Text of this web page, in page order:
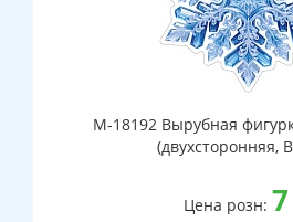
М-18192 Вырубная
(двухсторонняя,
Цена розн: 7